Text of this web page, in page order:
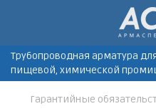
Трубопроводная арматура
пищевой, химической
Гарантийные